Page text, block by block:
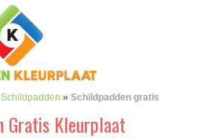
Schildpadden » Schildpadden gratis
Gratis Kleurplaat